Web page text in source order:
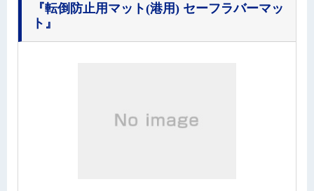
『転倒防止用マット(港用) セーフラバーマッ
ト』